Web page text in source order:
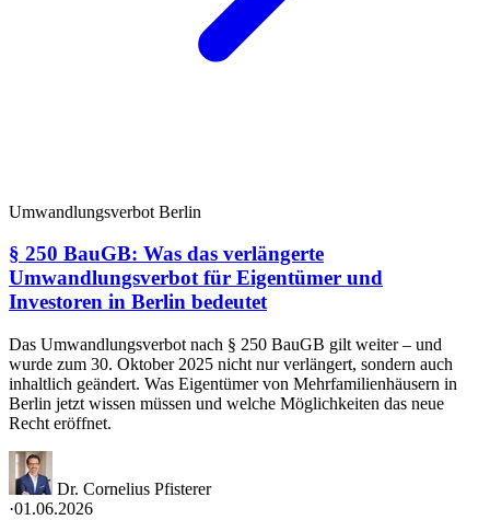
Umwandlungsverbot Berlin
§ 250 BauGB: Was das verlängerte
Umwandlungsverbot für Eigentümer und
Investoren in Berlin bedeutet
Das Umwandlungsverbot nach § 250 BauGB gilt weiter – und
wurde zum 30. Oktober 2025 nicht nur verlängert, sondern auch
inhaltlich geändert. Was Eigentümer von Mehrfamilienhäusern in
Berlin jetzt wissen müssen und welche Möglichkeiten das neue
Recht eröffnet.
Dr. Cornelius Pfisterer
·01.06.2026